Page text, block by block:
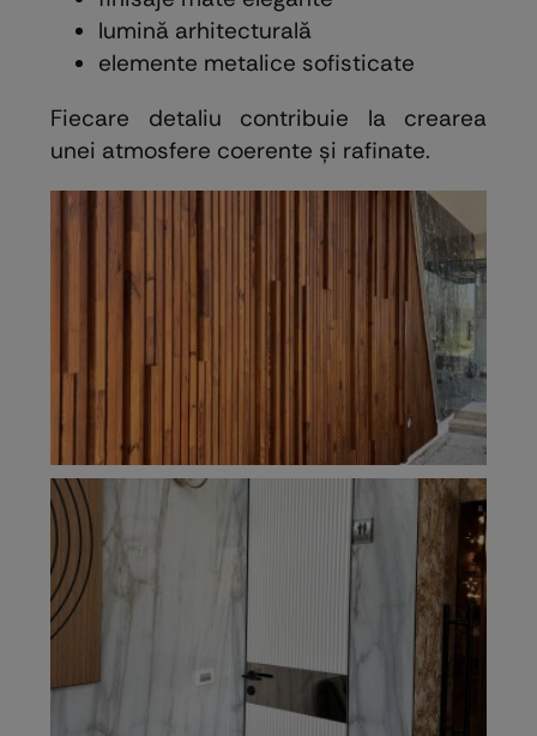
lumină arhitecturală
elemente metalice sofisticate
Fiecare detaliu contribuie la crearea
unei atmosfere coerente și rafinate.